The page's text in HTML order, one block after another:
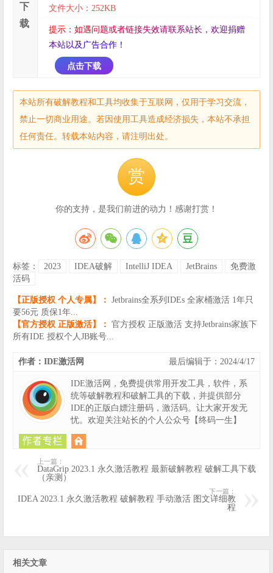
下
载
文件大小：252KB
提示 ：如遇问题或者链接失效请联系站长 ，欢迎捐赠
本站以及 广告合作 ！
点击下载
本站所有破解教程和工具均收集于互联网，仅用于学习交流，
禁止一切商业用途。若因使用工具造成经济损失，本站不承担
任何责任。转载本站内容，请注明出处。
赏
你的支持，是我们前进的动力！感谢打赏！
标签： 2023 IDEA破解 IntelliJ IDEA JetBrains
免费激
活码
【正版授权 个人专属】： Jetbrains全系列IDEs 全家桶激活 1年只
要56元 质保1年...
【官方授权 正版激活】： 官方授权 正版激活 支持Jetbrains家族下
所有IDE 授权个人JB账号...
最后编辑于：2024/4/17
作者：IDE激活网
IDE激活网，免费提供常用开发工具，软件，系
统等破解教程和破解工具的下载，并提供部分
IDE的正版白嫖注册码，激活码。让大家开发无
忧。欢迎关注站长的个人公众号【终码一生】
上一篇：
DataGrip 2023.1 永久激活教程 最新破解教程 破解工具下载
（亲测）
下一篇：
IDEA 2023.1 永久激活教程 破解教程 手动激活 图文详细教
程
相关文章